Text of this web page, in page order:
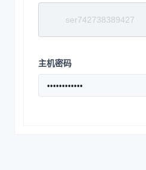
主机密码